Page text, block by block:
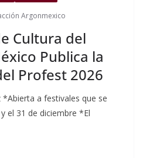
Argonmexico
Cultura del
Publica la
Profest 2026
a festivales que se
el 31 de diciembre *El